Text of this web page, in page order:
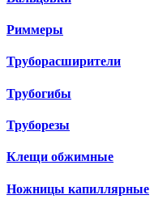
Риммеры
Труборасширители
Трубогибы
Труборезы
Клещи обжимные
Ножницы капиллярные